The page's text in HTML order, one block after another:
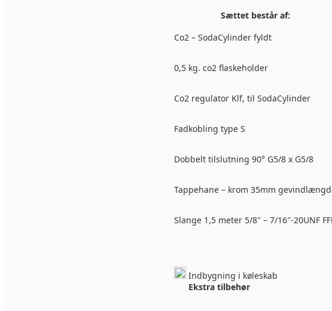
Sættet består af:
Co2 – SodaCylinder fyldt
0,5 kg. co2 flaskeholder
Co2 regulator Klf, til SodaCylinder
Fadkobling type S
Dobbelt tilslutning 90° G5/8 x G5/8
Tappehane – krom 35mm
Slange 1,5 meter 5/8″ – 7/16″-20UNF
Indbygning i køleskab
Ekstra tilbehør